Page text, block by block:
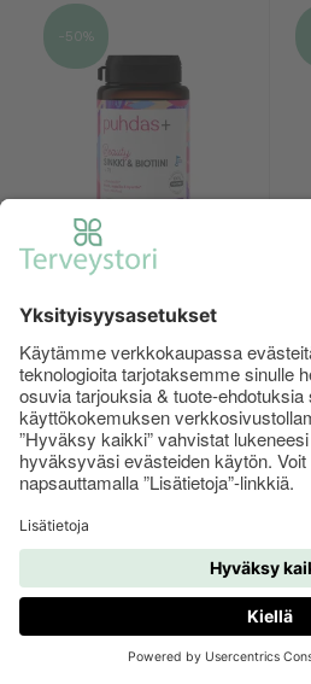
Biotiini + Pii, 60 kaps.
11.90 € 23.90 €
ALETUOTE
+
-50%